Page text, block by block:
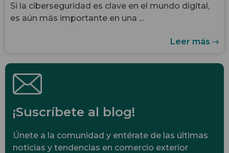
Si la ciberseguridad es clave en el mundo digital,
es aún más importante en una ...
Leer más
¡Suscríbete al blog!
Únete a la comunidad y entérate de las últimas
noticias y tendencias en comercio exterior